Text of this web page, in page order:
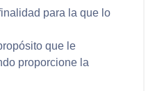
para la que lo
que le
proporcione la